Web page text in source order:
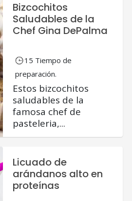
Bizcochitos
Saludables de la
Chef Gina DePalma
15 Tiempo de
preparación.
Estos bizcochitos
saludables de la
famosa chef de
pasteleria,...
Licuado de
arándanos alto en
proteínas